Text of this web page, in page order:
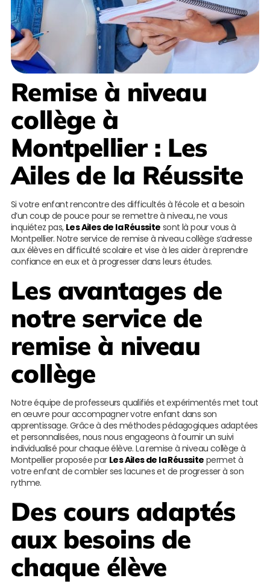
Remise à niveau
collège à
Montpellier: Les
Ailes de la Réussite
Si votre enfant rencontre des difficultés à l’école et a besoin
d’un coup de pouce pour se remettre à niveau, ne vous
inquiétez pas, Les Ailes de la Réussite sont là pour vous à
Montpellier. Notre service de remise à niveau collège s’adresse
aux élèves en difficulté scolaire et vise à les aider à reprendre
confiance en eux et à progresser dans leurs études.
Les avantages de
notre service de
remise à niveau
collège
Notre équipe de professeurs qualifiés et expérimentés met tout
en œuvre pour accompagner votre enfant dans son
apprentissage. Grâce à des méthodes pédagogiques adaptées
et personnalisées, nous nous engageons à fournir un suivi
individualisé pour chaque élève. La remise à niveau collège à
Montpellier proposée par Les Ailes de la Réussite permet à
votre enfant de combler ses lacunes et de progresser à son
rythme.
Des cours adaptés
aux besoins de
chaque élève